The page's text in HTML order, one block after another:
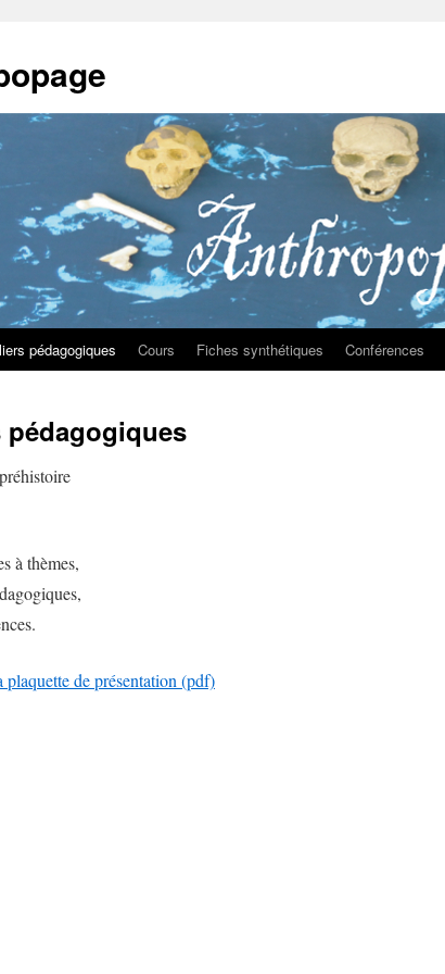
pédagogiques Cours Fiches synthétiques Conférences
pédagogiques
à thèmes,
plaquette de présentation (pdf)